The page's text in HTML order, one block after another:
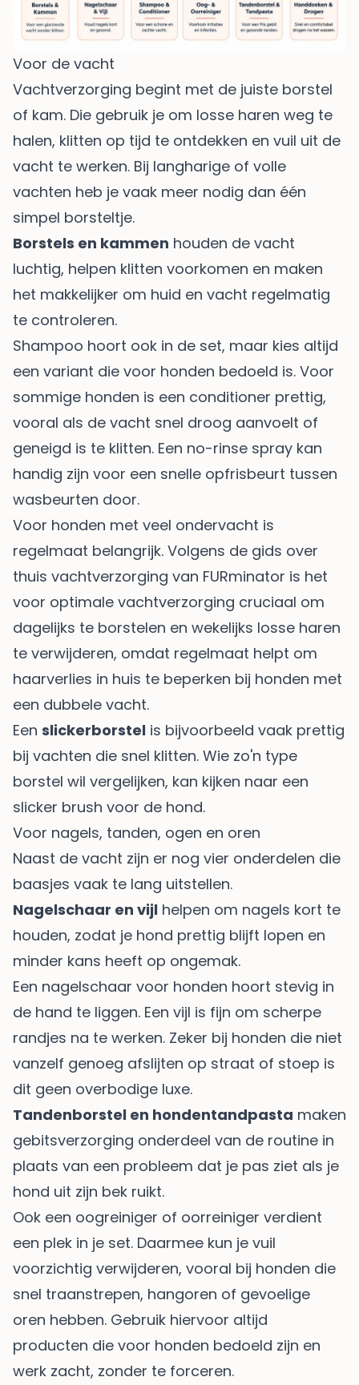
Voor de vacht
Vachtverzorging begint met de juiste borstel
of kam. Die gebruik je om losse haren weg te
halen, klitten op tijd te ontdekken en vuil uit de
vacht te werken. Bij langharige of volle
vachten heb je vaak meer nodig dan één
simpel borsteltje.
Borstels en kammen houden de vacht
luchtig, helpen klitten voorkomen en maken
het makkelijker om huid en vacht regelmatig
te controleren.
Shampoo hoort ook in de set, maar kies altijd
een variant die voor honden bedoeld is. Voor
sommige honden is een conditioner prettig,
vooral als de vacht snel droog aanvoelt of
geneigd is te klitten. Een no-rinse spray kan
handig zijn voor een snelle opfrisbeurt tussen
wasbeurten door.
Voor honden met veel ondervacht is
regelmaat belangrijk. Volgens de gids over
thuis vachtverzorging van FURminator is het
voor optimale vachtverzorging cruciaal om
dagelijks te borstelen en wekelijks losse haren
te verwijderen, omdat regelmaat helpt om
haarverlies in huis te beperken bij honden met
een dubbele vacht.
Een slickerborstel is bijvoorbeeld vaak prettig
bij vachten die snel klitten. Wie zo'n type
borstel wil vergelijken, kan kijken naar een
slicker brush voor de hond.
Voor nagels, tanden, ogen en oren
Naast de vacht zijn er nog vier onderdelen die
baasjes vaak te lang uitstellen.
Nagelschaar en vijl helpen om nagels kort te
houden, zodat je hond prettig blijft lopen en
minder kans heeft op ongemak.
Een nagelschaar voor honden hoort stevig in
de hand te liggen. Een vijl is fijn om scherpe
randjes na te werken. Zeker bij honden die niet
vanzelf genoeg afslijten op straat of stoep is
dit geen overbodige luxe.
Tandenborstel en hondentandpasta maken
gebitsverzorging onderdeel van de routine in
plaats van een probleem dat je pas ziet als je
hond uit zijn bek ruikt.
Ook een oogreiniger of oorreiniger verdient
een plek in je set. Daarmee kun je vuil
voorzichtig verwijderen, vooral bij honden die
snel traanstrepen, hangoren of gevoelige
oren hebben. Gebruik hiervoor altijd
producten die voor honden bedoeld zijn en
werk zacht, zonder te forceren.